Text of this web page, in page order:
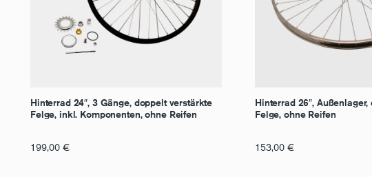
Hinterrad 24″, 3 Gänge, doppelt verstärkte
Felge, inkl. Komponenten, ohne Reifen
199,00 €
Hinterrad 26″,
Felge, ohne Reifen
153,00 €